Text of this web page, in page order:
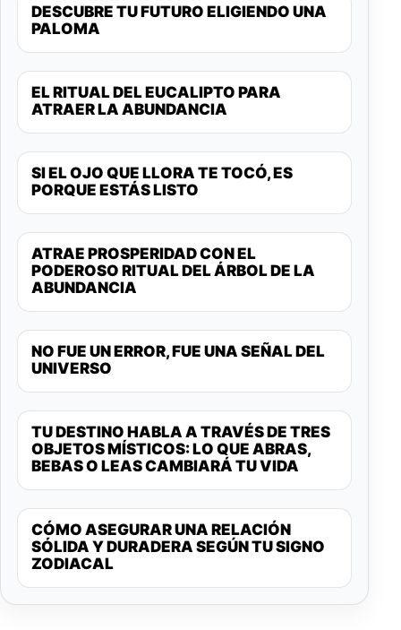
DESCUBRE TU FUTURO ELIGIENDO UNA
PALOMA
EL RITUAL DEL EUCALIPTO PARA
ATRAER LA ABUNDANCIA
SI EL OJO QUE LLORA TE TOCÓ, ES
PORQUE ESTÁS LISTO
ATRAE PROSPERIDAD CON EL
PODEROSO RITUAL DEL ÁRBOL DE LA
ABUNDANCIA
NO FUE UN ERROR, FUE UNA SEÑAL DEL
UNIVERSO
TU DESTINO HABLA A TRAVÉS DE TRES
OBJETOS MÍSTICOS: LO QUE ABRAS,
BEBAS O LEAS CAMBIARÁ TU VIDA
CÓMO ASEGURAR UNA RELACIÓN
SÓLIDA Y DURADERA SEGÚN TU SIGNO
ZODIACAL